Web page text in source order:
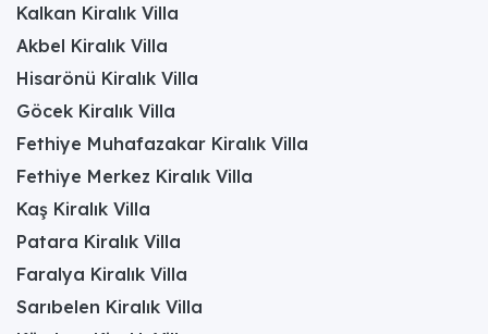
Kalkan Kiralık Villa
Akbel Kiralık Villa
Hisarönü Kiralık Villa
Göcek Kiralık Villa
Fethiye Muhafazakar Kiralık Villa
Fethiye Merkez Kiralık Villa
Kaş Kiralık Villa
Patara Kiralık Villa
Faralya Kiralık Villa
Sarıbelen Kiralık Villa